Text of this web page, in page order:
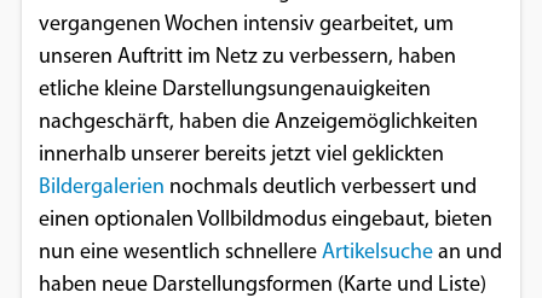
vergangenen Wochen intensiv gearbeitet, um
unseren Auftritt im Netz zu verbessern, haben
etliche kleine Darstellungsungenauigkeiten
nachgeschärft, haben die Anzeigemöglichkeiten
innerhalb unserer bereits jetzt viel geklickten
Bildergalerien nochmals deutlich verbessert und
einen optionalen Vollbildmodus eingebaut, bieten
nun eine wesentlich schnellere Artikelsuchean und
haben neue Darstellungsformen (Karte und Liste)